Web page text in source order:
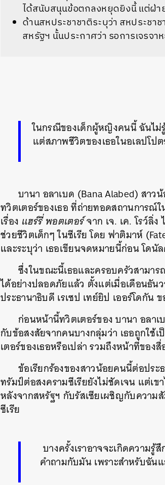
ได้สนับสนุนข้อตกลงหยุดยิงนี้ แต่ฝ่า
ด้านสหประชาชาติระบุว่า สหประชา
สหรัฐฯ นั้นประกาศว่า รอการเจรจ
ในกรณีของเด็กผู้หญิงคนนี้ ฉันไม่
แต่สภาพชีวิตของเธอในอเลปโป
บานา อลาเบด (Bana Alabed) สาว
ทวิตเตอร์ของเธอ ที่ถ่ายทอดสถานการณ์
เรื่อง แฮร์รี่ พอตเตอร์จาก เจ. เค. โรว์ลิ่
ช่วยชีวิตเด็กๆ ในซีเรีย โดย ฟาติมาห์
และระบุว่า เธอเขียนจดหมายนี้ก่อน โด
ซึ่งในขณะนี้เธอและครอบครัวสามา
ได้อย่างปลอดภัยแล้ว ตั้งแต่เมื่อเดือนธัน
ประธานาธิบดี เรเซป เทย์ยิป เออร์โดกั
ก่อนหน้านี้ทวิตเตอร์ของ บานา อลา
กับข้อสงสัยจากคนบางกลุ่มว่า เธอถูกใช้
เตอร์ของเธอหรือเปล่า รวมถึงหน้าที่ของ
ข้อเรียกร้องของสาวน้อยคนนี้ต่อปร
ทรัมป์ต่อสงครามซีเรียยังไม่ชัดเจน แต่เ
หลังจากสหรัฐฯ กับรัสเซียเผชิญกับควา
ซีเรีย
บางครั้งเราอาจจะเกิดความรู้
คำถามกับมัน เพราะสำหรับฉัน
ค้นหา